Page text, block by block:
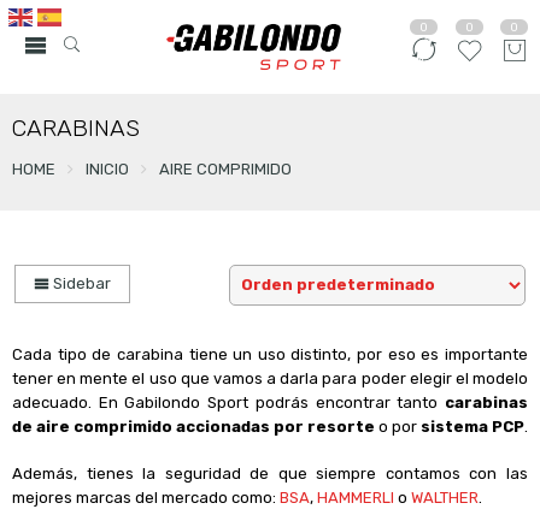
0 0 0
CARABINAS
HOME INICIO AIRE COMPRIMIDO
Sidebar
Cada tipo de carabina tiene un uso distinto, por eso es importante
tener en mente el uso que vamos a darla para poder elegir el modelo
adecuado. En Gabilondo Sport podrás encontrar tanto carabinas
de aire comprimido accionadas por resorte o por sistema PCP
Además, tienes la seguridad de que siempre contamos con las
mejores marcas del mercado como: BSA, HAMMERLI o WALTHER.